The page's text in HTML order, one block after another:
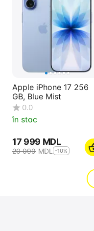
Apple iPhone 17 256
GB, Blue Mist
0.0
în stoc
17 999 MDL
20 099 MDL -10%